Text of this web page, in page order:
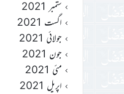
ستمبر 2021
اگست 2021
جولائی 2021
جون 2021
مئی 2021
اپریل 2021